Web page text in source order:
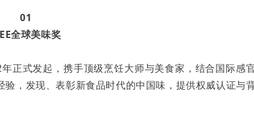
01
全球美味奖
年正式发起，携手顶级烹饪大师与美食家，结合国际感
，发现、表彰新食品时代的中国味，提供权威认证与